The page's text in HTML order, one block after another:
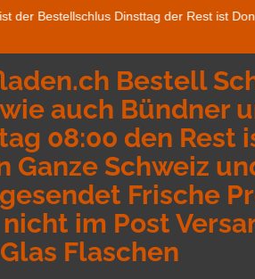
der Bestellschlus Dinsttag der Rest ist
Bestell
auch Bündner
08:00 den Rest
Ganze Schweiz
Frische
im Post
Flaschen